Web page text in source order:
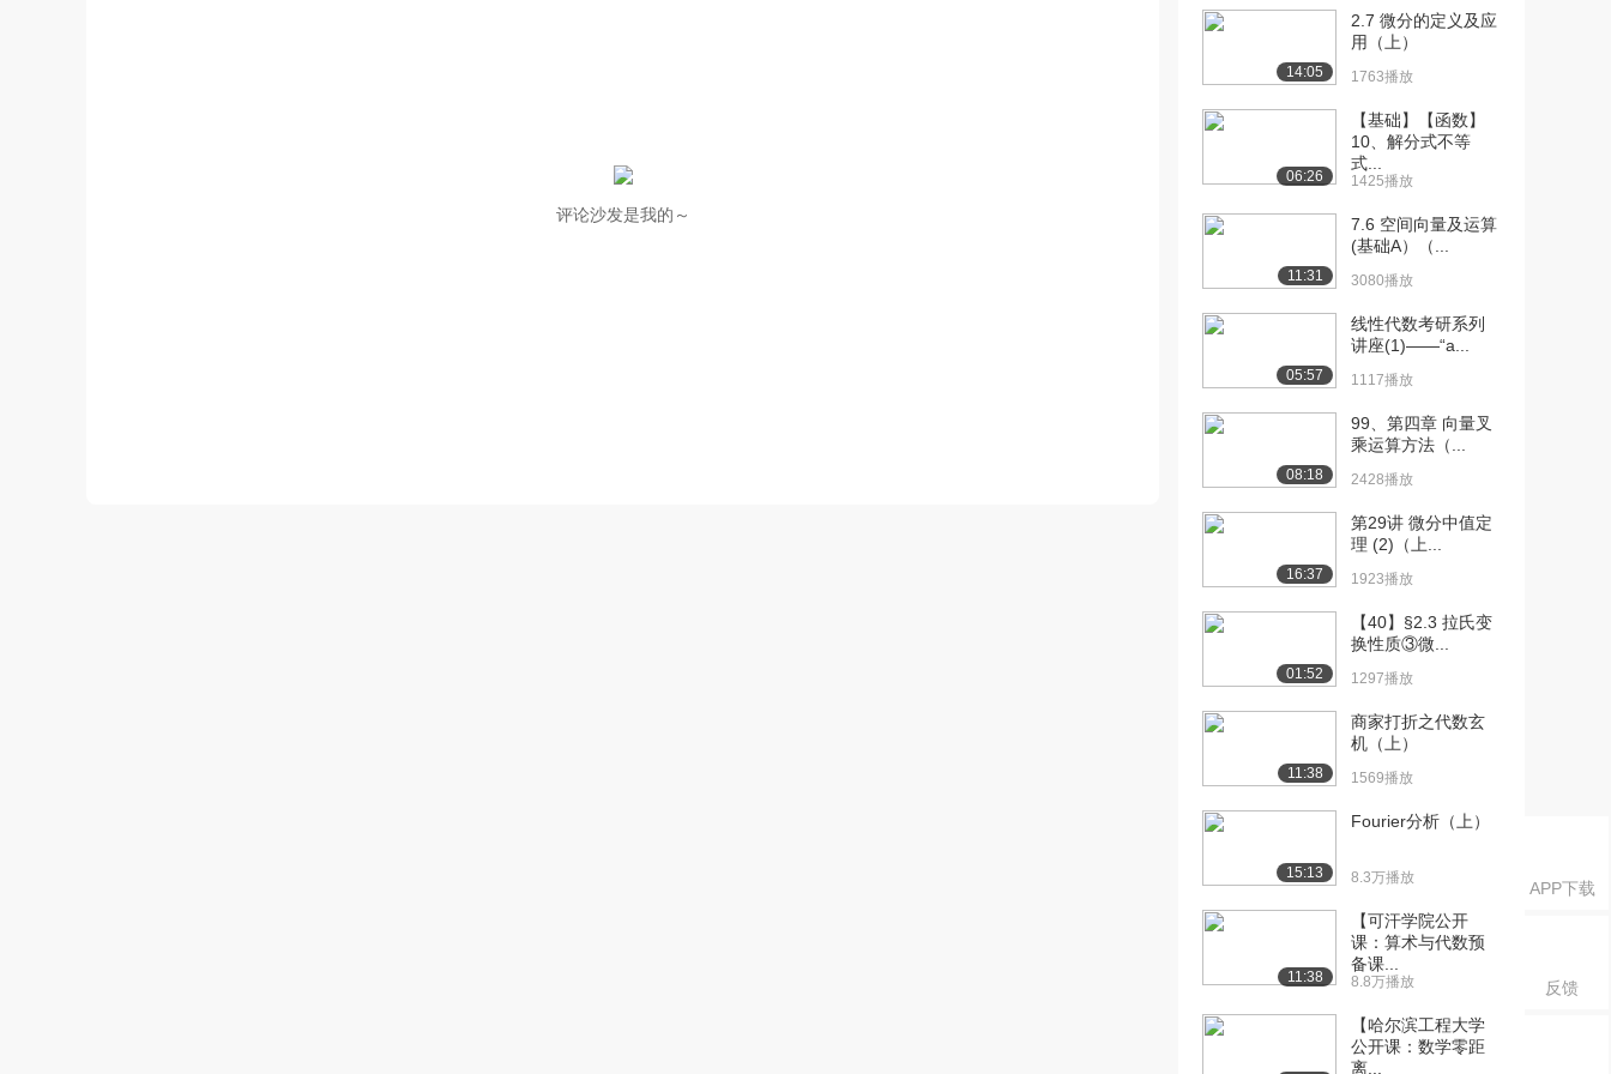
APP下载
反馈
评论沙发是我的～
[10] 8.1.4 向量的坐标表示
1212播放
[11] 8.1.4 向量的坐标表示
938播放
15:40
[12] 8.1.4 向量的坐标表示
15:40
[13] 8.1.5 空间坐标系
14:40
[14] 8.1.5 空间坐标系
14:42
[15] 8.1.6 其它常用坐标系
10:18
[16] 8.1.6 其它常用坐标系
10:20
[17] 8.1.6 其它常用坐标系
和坐标...
10:12
[18] 8.2.1 平面方程（上）
1158播放
[19] 8.2.1 平面方程（中）
[20] 8.2.1 平面方程（下） 12:32
[21] 8.2.2 直线方程（上）
1665播放
12:42
14:05
2.7 微分的定义及应
用（上）
1763播放
06:26
【基础】【函数】
10、解分式不等
式...
1425播放
11:31
7.6 空间向量及运算
(基础A）（...
3080播放
05:57
线性代数考研系列
讲座(1)——“a...
1117播放
08:18
99、第四章 向量叉
乘运算方法（...
2428播放
16:37
第29讲 微分中值定
理 (2)（上...
1923播放
01:52
【40】§2.3 拉氏变
换性质③微...
1297播放
11:38
商家打折之代数玄
机（上）
1569播放
15:13
Fourier分析（上）
8.3万播放
11:38
【可汗学院公开
课：算术与代数预
备课...
8.8万播放
【哈尔滨工程大学
公开课：数学零距
离...